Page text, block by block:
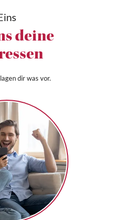
deine
dir was vor.